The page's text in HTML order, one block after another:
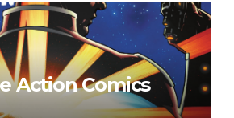
Action Comics